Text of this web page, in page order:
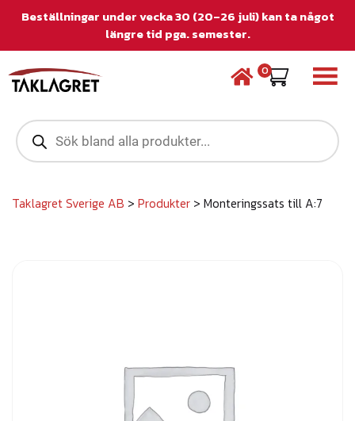
Beställningar under vecka 30 (20–26 juli) kan ta något
längre tid pga. semester.
0
P
r
o
c
Taklagret Sverige AB > Produkter > Monteringssats till A:7